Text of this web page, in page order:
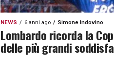
NEWS 6 anni ago Simone Indovino
Lombardo ricorda la
delle più grandi